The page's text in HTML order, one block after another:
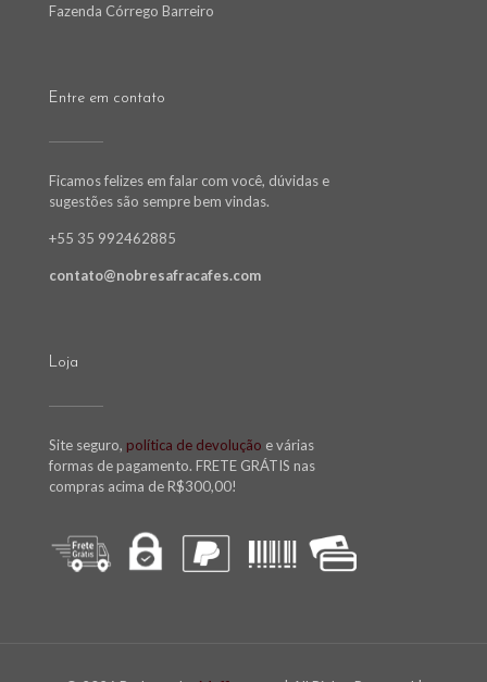
Fazenda Córrego Barreiro
Entre em contato
Ficamos felizes em falar com você, dúvidas e
sugestões são sempre bem vindas.
+55 35 992462885
contato@nobresafracafes.com
Loja
Site seguro, política de devolução e várias
formas de pagamento. FRETE GRÁTIS nas
compras acima de R$300,00!